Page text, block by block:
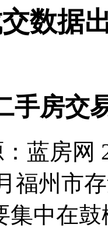
数据
手房交
蓝房网
福州市
集中在